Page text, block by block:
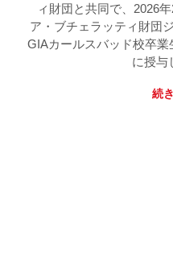
ィ財団と共同で、2026
ア・ブチェラッティ財団
GIAカールスバッド校卒業
に授与
続